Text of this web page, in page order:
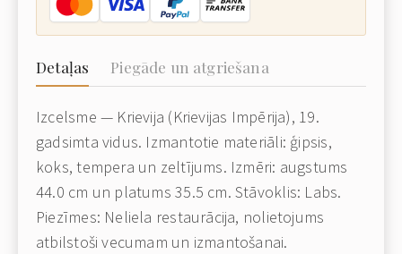
Detaļas Piegāde un atgriešana
Izcelsme — Krievija (Krievijas Impērija), 19.
gadsimta vidus. Izmantotie materiāli: ģipsis,
koks, tempera un zeltījums. Izmēri: augstums
44.0 cm un platums 35.5 cm. Stāvoklis: Labs.
Piezīmes: Neliela restaurācija, nolietojums
atbilstoši vecumam un izmantošanai.